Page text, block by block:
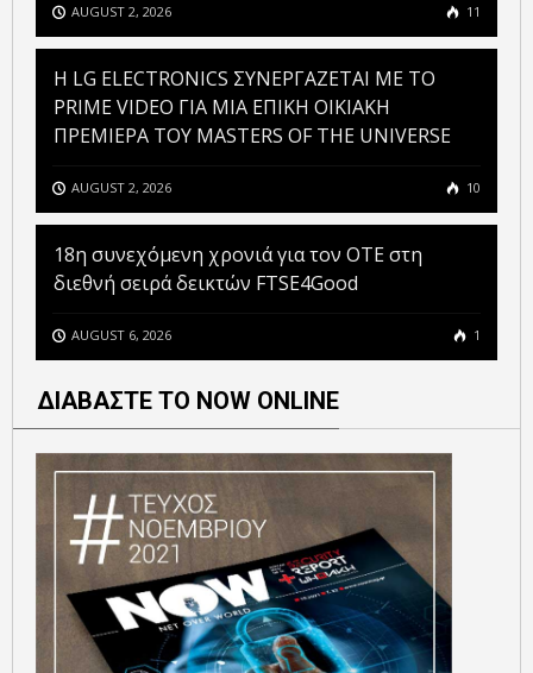
AUGUST 2, 2026 11
H LG ELECTRONICS ΣΥΝΕΡΓΑΖΕΤΑΙ ΜΕ ΤΟ
PRIME VIDEO ΓΙΑ ΜΙΑ ΕΠΙΚΗ ΟΙΚΙΑΚΗ
ΠΡΕΜΙΕΡΑ ΤΟΥ MASTERS OF THE UNIVERSE
AUGUST 2, 2026 10
18η συνεχόμενη χρονιά για τον ΟΤΕ στη
διεθνή σειρά δεικτών FTSE4Good
AUGUST 6, 2026 1
ΔΙΑΒΑΣΤΕ ΤΟ NOW ONLINE